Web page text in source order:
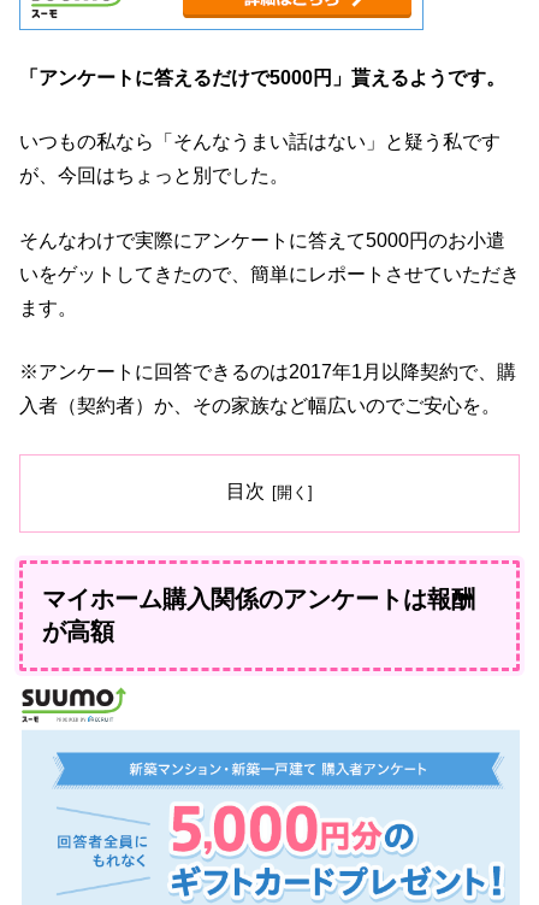
「アンケートに答えるだけで5000円」貰えるようです。
いつもの私なら「そんなうまい話はない」と疑う私です
が、今回はちょっと別でした。
そんなわけで実際にアンケートに答えて5000円のお小遣
いをゲットしてきたので、簡単にレポートさせていただき
ます。
※アンケートに回答できるのは2017年1月以降契約で、購
入者（契約者）か、その家族など幅広いのでご安心を。
目次
マイホーム購入関係のアンケートは報酬
が高額